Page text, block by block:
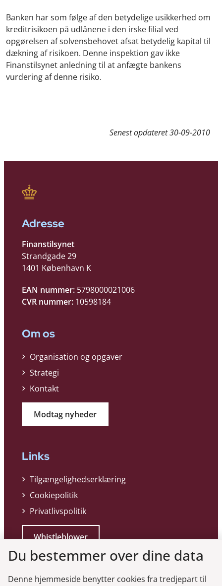
Banken har som følge af den betydelige usikkerhed om
kreditrisikoen på udlånene i den irske filial ved
opgørelsen af solvensbehovet afsat betydelig kapital til
dækning af risikoen. Denne inspektion gav ikke
Finanstilsynet anledning til at anfægte bankens
vurdering af denne risiko.
Senest opdateret30-09-2010
Adresse
Finanstilsynet
Strandgade 29
1401 København K
EAN nummer: 5798000021006
CVR nummer: 10598184
Om os
Organisation og opgaver
Strategi
Kontakt
Modtag nyheder
Links
Tilgængelighedserklæring
Cookiepolitik
Privatlivspolitik
Whistleblower
Du bestemmer over dine data
Denne hjemmeside benytter cookies fra tredjepart til